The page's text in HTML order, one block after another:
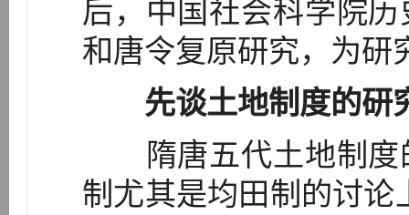
后，中国社会科学院
和唐令复原研究，为研
先谈土地制度的研
隋唐五代土地制度
制尤其是均田制的讨